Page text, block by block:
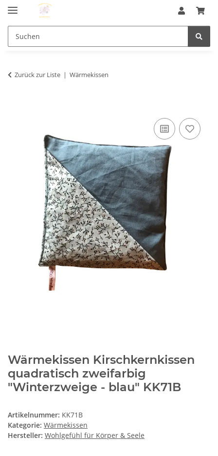
Zurück zur Liste Wärmekissen
Wärmekissen Kirschkernkissen
quadratisch zweifarbig
"Winterzweige - blau" KK71B
Artikelnummer: KK71B
Kategorie: Wärmekissen
Hersteller: Wohlgefühl für Körper & Seele